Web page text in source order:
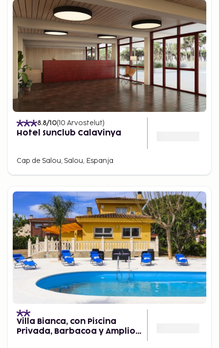
8.8/10(10 Arvostelut)
Hotel SunClub CalaVinya
Cap de Salou, Salou, Espanja
Villa Bianca, con Piscina
Privada, Barbacoa y Amplio